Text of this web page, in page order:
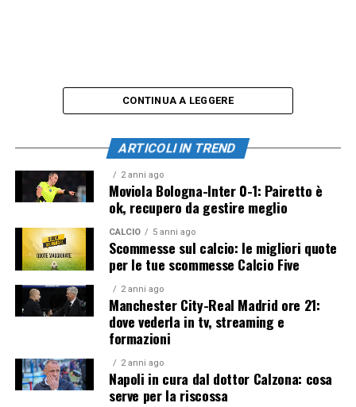
CONTINUA A LEGGERE
ARTICOLI IN TREND
2 anni ago
Moviola Bologna-Inter 0-1: Pairetto è
ok, recupero da gestire meglio
CALCIO 5 anni ago
Scommesse sul calcio: le migliori quote
per le tue scommesse Calcio Five
2 anni ago
Manchester City-Real Madrid ore 21:
dove vederla in tv, streaming e
formazioni
2 anni ago
Napoli in cura dal dottor Calzona: cosa
serve per la riscossa